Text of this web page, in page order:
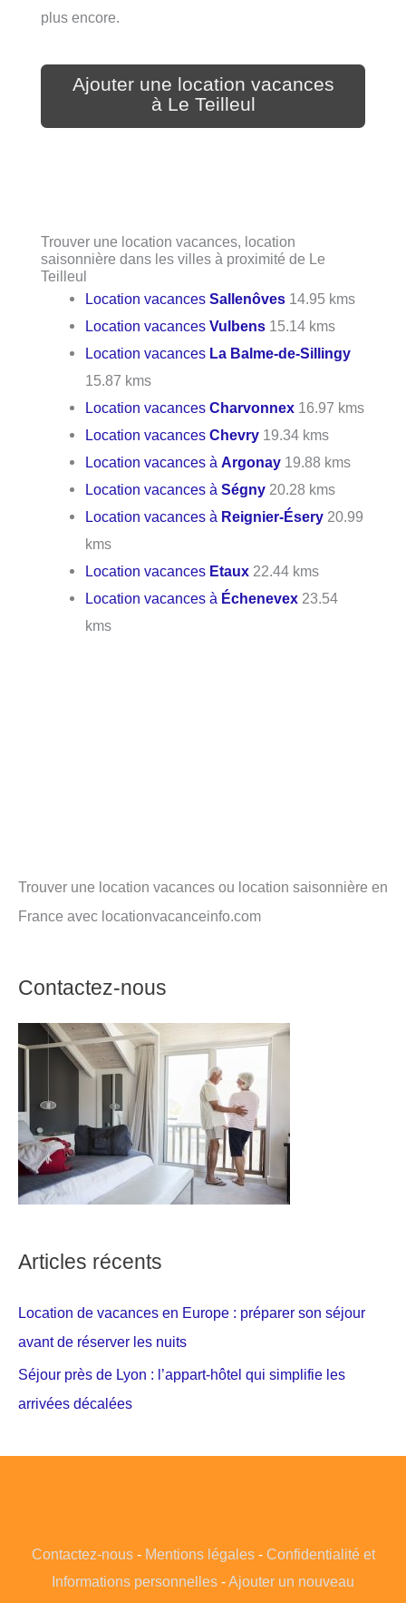
plus encore.
Ajouter une location vacances
à Le Teilleul
Trouver une location vacances, location
saisonnière dans les villes à proximité de Le
Teilleul
Location vacancesSallenôves 14.95 kms
Location vacancesVulbens 15.14 kms
Location vacances La Balme-de-Sillingy
15.87 kms
Location vacancesCharvonnex 16.97 kms
Location vacancesChevry 19.34 kms
Location vacances àArgonay 19.88 kms
Location vacances àSégny 20.28 kms
Location vacances à Reignier-Ésery 20.99
kms
Location vacances Etaux 22.44 kms
Location vacances à Échenevex 23.54
kms
Trouver une location vacances ou location saisonnière en
France avec locationvacanceinfo.com
Contactez-nous
Articles récents
Location de vacances en Europe : préparer son séjour
avant de réserver les nuits
Séjour près de Lyon : l’appart-hôtel qui simplifie les
arrivées décalées
Contactez-nous- Mentions légales- Confidentialité et
Informations personnelles -Ajouter un nouveau